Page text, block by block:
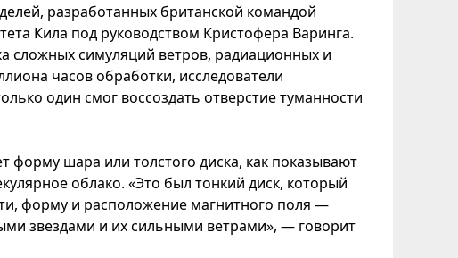
разработанных британской командой
Кила под руководством Кристофера Варинга.
сложных симуляций ветров, радиационных и
часов обработки, исследователи
один смог воссоздать отверстие туманности
форму шара или толстого диска, как показывают
облако. «Это был тонкий диск, который
форму и расположение магнитного поля —
звездами и их сильными ветрами», — говорит